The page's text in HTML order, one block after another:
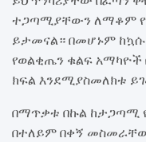
ተጋጣሚያቸውን ለማቆም
ይታመናል። በመሆኑም
የወልቂጤን ቁልፍ አማካዮች
ክፍል እንደሚያስመለክቱ
በማጥቃቱ በኩል ከታጋጣሚ
በተለይም በቀኝ